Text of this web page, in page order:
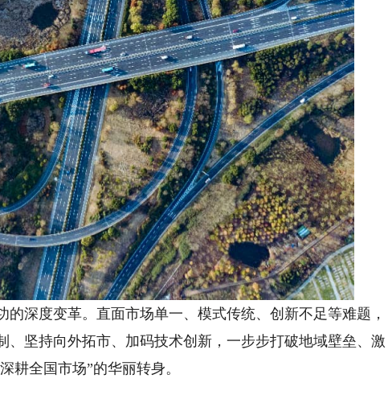
深度变革。直面市场单一、模式传统、创新不足等难题，
、坚持向外拓市、加码技术创新，一步步打破地域壁垒、激
耕全国市场”的华丽转身。